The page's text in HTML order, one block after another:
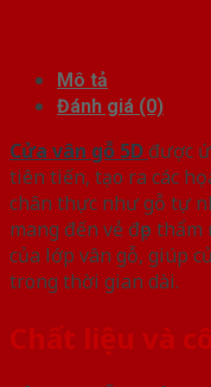
Mô tả
Đánh giá (0)
Cửa vân gỗ 5D được
tiên tiến, tạo ra các
chân thực như gỗ tự
mang đến vẻ đẹp
của lớp vân gỗ, giúp
trong thời gian dài.
Chất liệu và